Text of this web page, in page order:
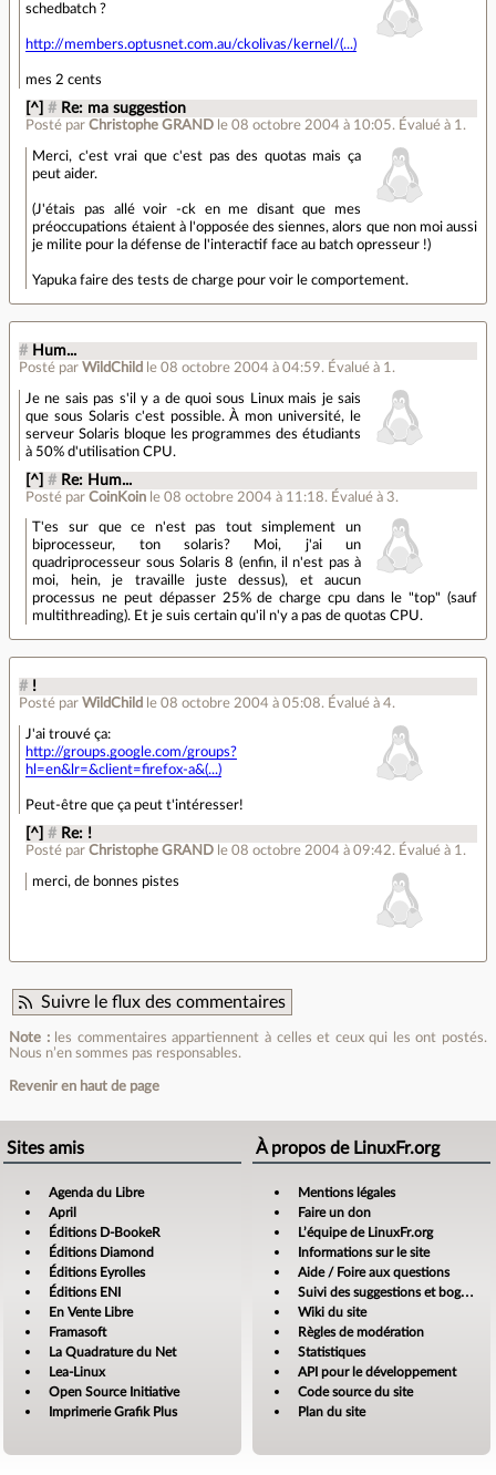
schedbatch ?
http://members.optusnet.com.au/ckolivas/kernel/(...)
mes 2 cents
[^] # Re: ma suggestion
Posté parChristophe GRAND le 08 octobre 2004 à 10:05. Évalué à 1 .
Merci, c'est vrai que c'est pas des quotas mais ça
peut aider.
(J'étais pas allé voir -ck en me disant que mes
préoccupations étaient à l'opposée des siennes, alors que non moi aussi
je milite pour la défense de l'interactif face au batch opresseur !)
Yapuka faire des tests de charge pour voir le comportement.
# Hum...
Posté par WildChild le 08 octobre 2004 à 04:59. Évalué à 1 .
Je ne sais pas s'il y a de quoi sous Linux mais je sais
que sous Solaris c'est possible. À mon université, le
serveur Solaris bloque les programmes des étudiants
à 50% d'utilisation CPU.
[^] # Re: Hum...
Posté parCoinKoin le 08 octobre 2004 à 11:18. Évalué à 3.
T'es sur que ce n'est pas tout simplement un
biprocesseur, ton solaris? Moi, j'ai un
quadriprocesseur sous Solaris 8 (enfin, il n'est pas à
moi, hein, je travaille juste dessus), et aucun
processus ne peut dépasser 25% de charge cpu dans le "top" (sauf
multithreading). Et je suis certain qu'il n'y a pas de quotas CPU.
# !
Posté par WildChild le 08 octobre 2004 à 05:08. Évalué à 4.
J'ai trouvé ça:
http://groups.google.com/groups?
hl=en&lr=&client=firefox-a&(...)
Peut-être que ça peut t'intéresser!
[^] # Re: !
Posté parChristophe GRAND le 08 octobre 2004 à 09:42. Évalué à 1 .
merci, de bonnes pistes
Suivre le flux des commentaires
Note :les commentaires appartiennent à celles et ceux qui les ont postés.
Nous n’en sommes pas responsables.
Revenir en haut de page
Sites amis
Agenda du Libre
April
Éditions D-BookeR
Éditions Diamond
Éditions Eyrolles
Éditions ENI
En Vente Libre
Framasoft
La Quadrature du Net
Lea-Linux
Open Source Initiative
Imprimerie Grafik Plus
À propos de LinuxFr.org
Mentions légales
Faire un don
L’équipe de LinuxFr.org
Informations sur le site
Aide / Foire aux questions
Suivi des suggestions et bogues
Wiki du site
Règles de modération
Statistiques
API pour le développement
Code source du site
Plan du site